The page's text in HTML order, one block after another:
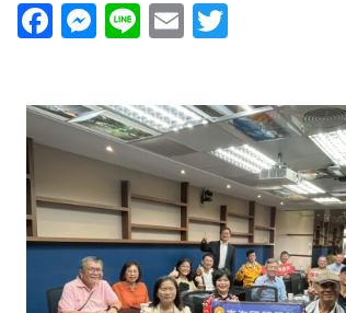
Facebook
Messenger
LineEmail